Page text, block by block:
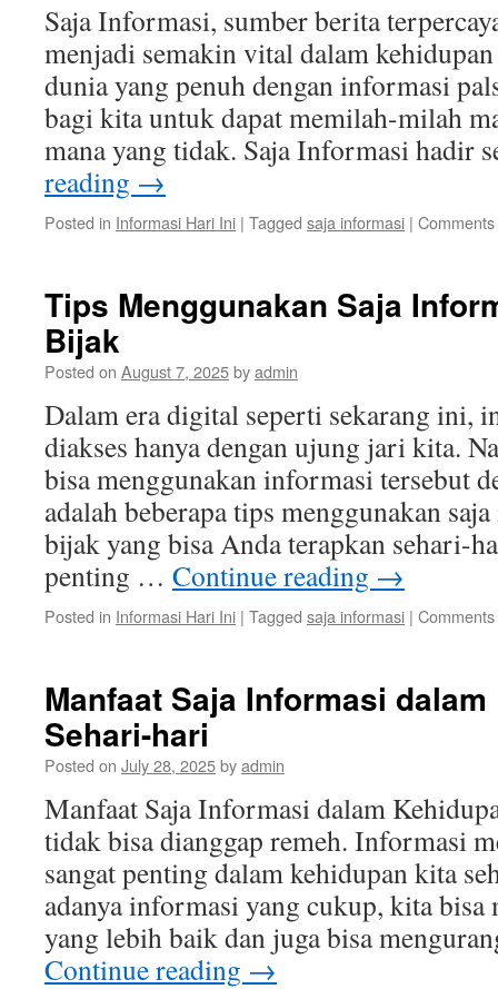
Saja Informasi, sumber berita
menjadi semakin vital dalam
dunia yang penuh dengan informasi
bagi kita untuk dapat memilah-milah
mana yang tidak. Saja Informasi hadir
reading →
Posted in Informasi Hari Ini | Tagged saja informasi |
Tips Menggunakan Saja
Bijak
Posted on August 7, 2025byadmin
Dalam era digital seperti sekarang ini,
diakses hanya dengan ujung jari kita.
bisa menggunakan informasi tersebut
adalah beberapa tips menggunakan
bijak yang bisa Anda terapkan sehari-
penting … Continue reading →
Posted in Informasi Hari Ini | Tagged saja informasi |
Manfaat Saja Informasi
Sehari-hari
Posted on July 28, 2025byadmin
Manfaat Saja Informasi dalam
tidak bisa dianggap remeh. Informasi
sangat penting dalam kehidupan kita
adanya informasi yang cukup, kita bisa
yang lebih baik dan juga bisa
Continue reading →